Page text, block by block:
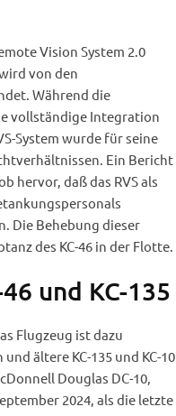
Vision System 2.0
von den
Während die
vollständige Integration
System wurde für seine
Ein Bericht
hervor, daß das RVS als
Die Behebung dieser
des KC-46 in der Flotte.
und KC-135
Flugzeug ist dazu
ältere KC-135 und KC-10
Douglas DC-10,
2024, als die letzte